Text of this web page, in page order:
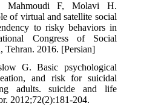
Mahmoudi F, Molavi H.
of virtual and satellite social
to risky behaviors in
Congress of Social
Tehran. 2016. [Persian]
G. Basic psychological
and risk for suicidal
adults. suicide and life
2012;72(2):181-204.